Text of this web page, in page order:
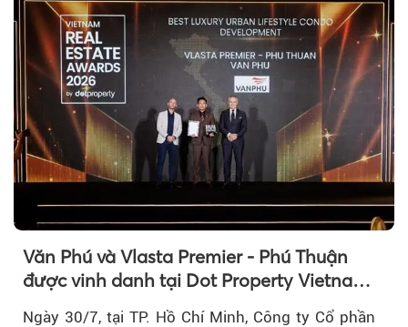
Văn Phú và Vlasta Premier - Phú Thuận
được vinh danh tại Dot Property Vietnam
Ngày 30/7, tại TP. Hồ Chí Minh, Công ty Cổ phần